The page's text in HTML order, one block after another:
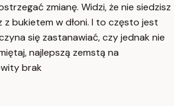
zmianę. Widzi, że nie siedzisz
z bukietem w dłoni. I to często jest
się zastanawiać, czy jednak nie
najlepszą zemstą na
brak